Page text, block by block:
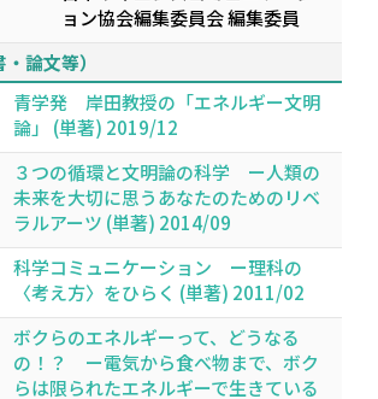
ョン協会編集委員会 編集委員
論文等）
青学発 岸田教授の「エネルギー文明
論」 (単著) 2019/12
３つの循環と文明論の科学 ー人類の
未来を大切に思うあなたのためのリベ
ラルアーツ (単著) 2014/09
科学コミュニケーション ー理科の
〈考え方〉をひらく (単著) 2011/02
ボクらのエネルギーって、どうなる
の！？ ー電気から食べ物まで、ボク
らは限られたエネルギーで生きている